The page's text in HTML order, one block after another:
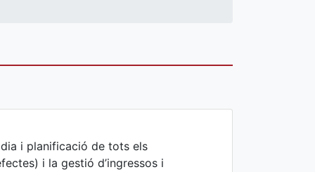
i planificació de tots els
i la gestió d’ingressos i